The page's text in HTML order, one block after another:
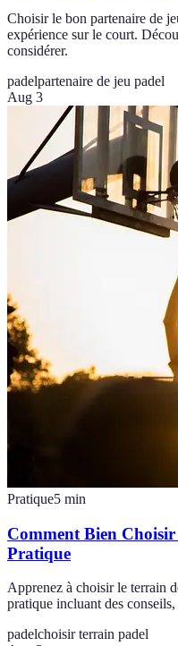
Choisir le bon partenaire de
expérience sur le court.
considérer.
padelpartenaire de jeu padel
Aug 3
Pratique5 min
Comment Bien
Pratique
Apprenez à choisir le terrain
pratique incluant des
padelchoisir terrain padel